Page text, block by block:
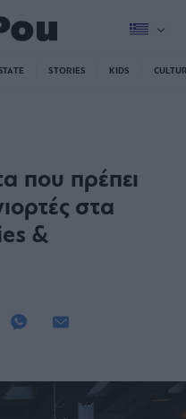
STORIES KIDS
που πρέπει
στα
&